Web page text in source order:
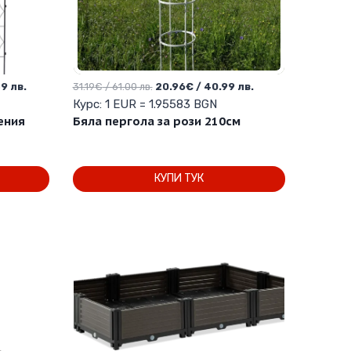
лв. Текущата
84.49 лв..
Бяла пергола за рози 210см
31.19€/ 61.00 лв. Original
price
was:
61.00 лв..
20.96€/ 40.99 лв.Текущата
40.99 лв..
Курс: 1 EUR = 1.95583 BGN
КУПИ ТУК